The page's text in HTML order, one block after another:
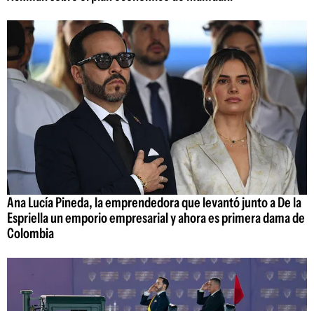
Ana Lucía Pineda, la emprendedora que levantó junto a De la
Espriella un emporio empresarial y ahora es primera dama de
Colombia